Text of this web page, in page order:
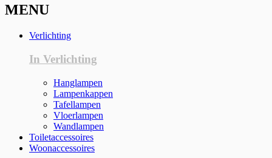
MENU
Verlichting
In Verlichting
Hanglampen
Lampenkappen
Tafellampen
Vloerlampen
Wandlampen
Toiletaccessoires
Woonaccessoires